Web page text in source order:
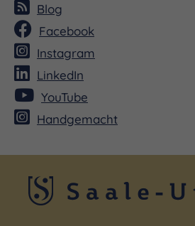
Blog
Facebook
Instagram
LinkedIn
YouTube
Handgemacht